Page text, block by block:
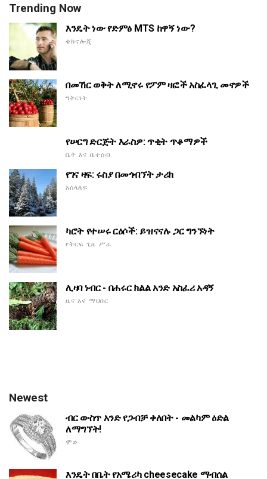
Trending Now
እንዴት ነው የድምፅ MTS ከዋኝ ነው?
ቴክኖሎጂ
በመኸር ወቅት ለሚኖሩ የፖም ዛፎች አስፈላጊ መኖዎች
ግትርነት
የሠርግ ድርጅት እራስዎ: ጥቂት ጥቆማዎች
ቤት እና ቤተሰብ
የገና ዛፍ: ሩስያ በመጎብኘት ታሪክ
አሰላለፍ
ካሮት የተሠሩ ርዕሶች: ይዝናናሉ ጋር ግንኙነት
የትርፍ ጊዜ ሥራ
ሊዛባ ነብር - በሐሩር ክልል አንድ አስፈሪ አዳኝ
ዜና እና ማህበር
Newest
ብር ውስጥ አንድ የጋብቻ ቀለበት - መልካም ዕድል
ለማግኘት!
ሞድ
እንዴት በቤት የአሜሪካ cheesecake ማብሰል